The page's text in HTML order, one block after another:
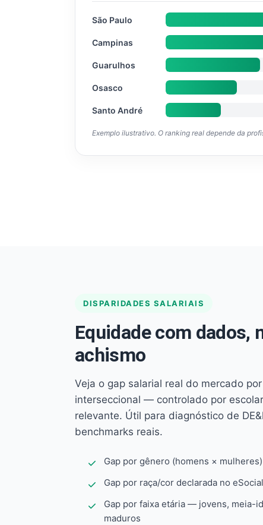
São Paulo
Campinas
Guarulhos
Osasco
Santo André
Exemplo ilustrativo. O ranking real depende da
DISPARIDADES SALARIAIS
Equidade com dados,
achismo
Veja o gap salarial real do mercado
interseccional — controlado por
relevante. Útil para diagnóstico de
benchmarks reais.
Gap por gênero (homens ×
Gap por raça/cor declarada no eSocial
Gap por faixa etária — jovens, meia-
maduros